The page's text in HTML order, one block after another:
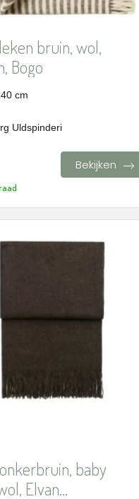
bruin, wol,
Bogo
cm
Uldspinderi
Bekijken
baby
Elvan...